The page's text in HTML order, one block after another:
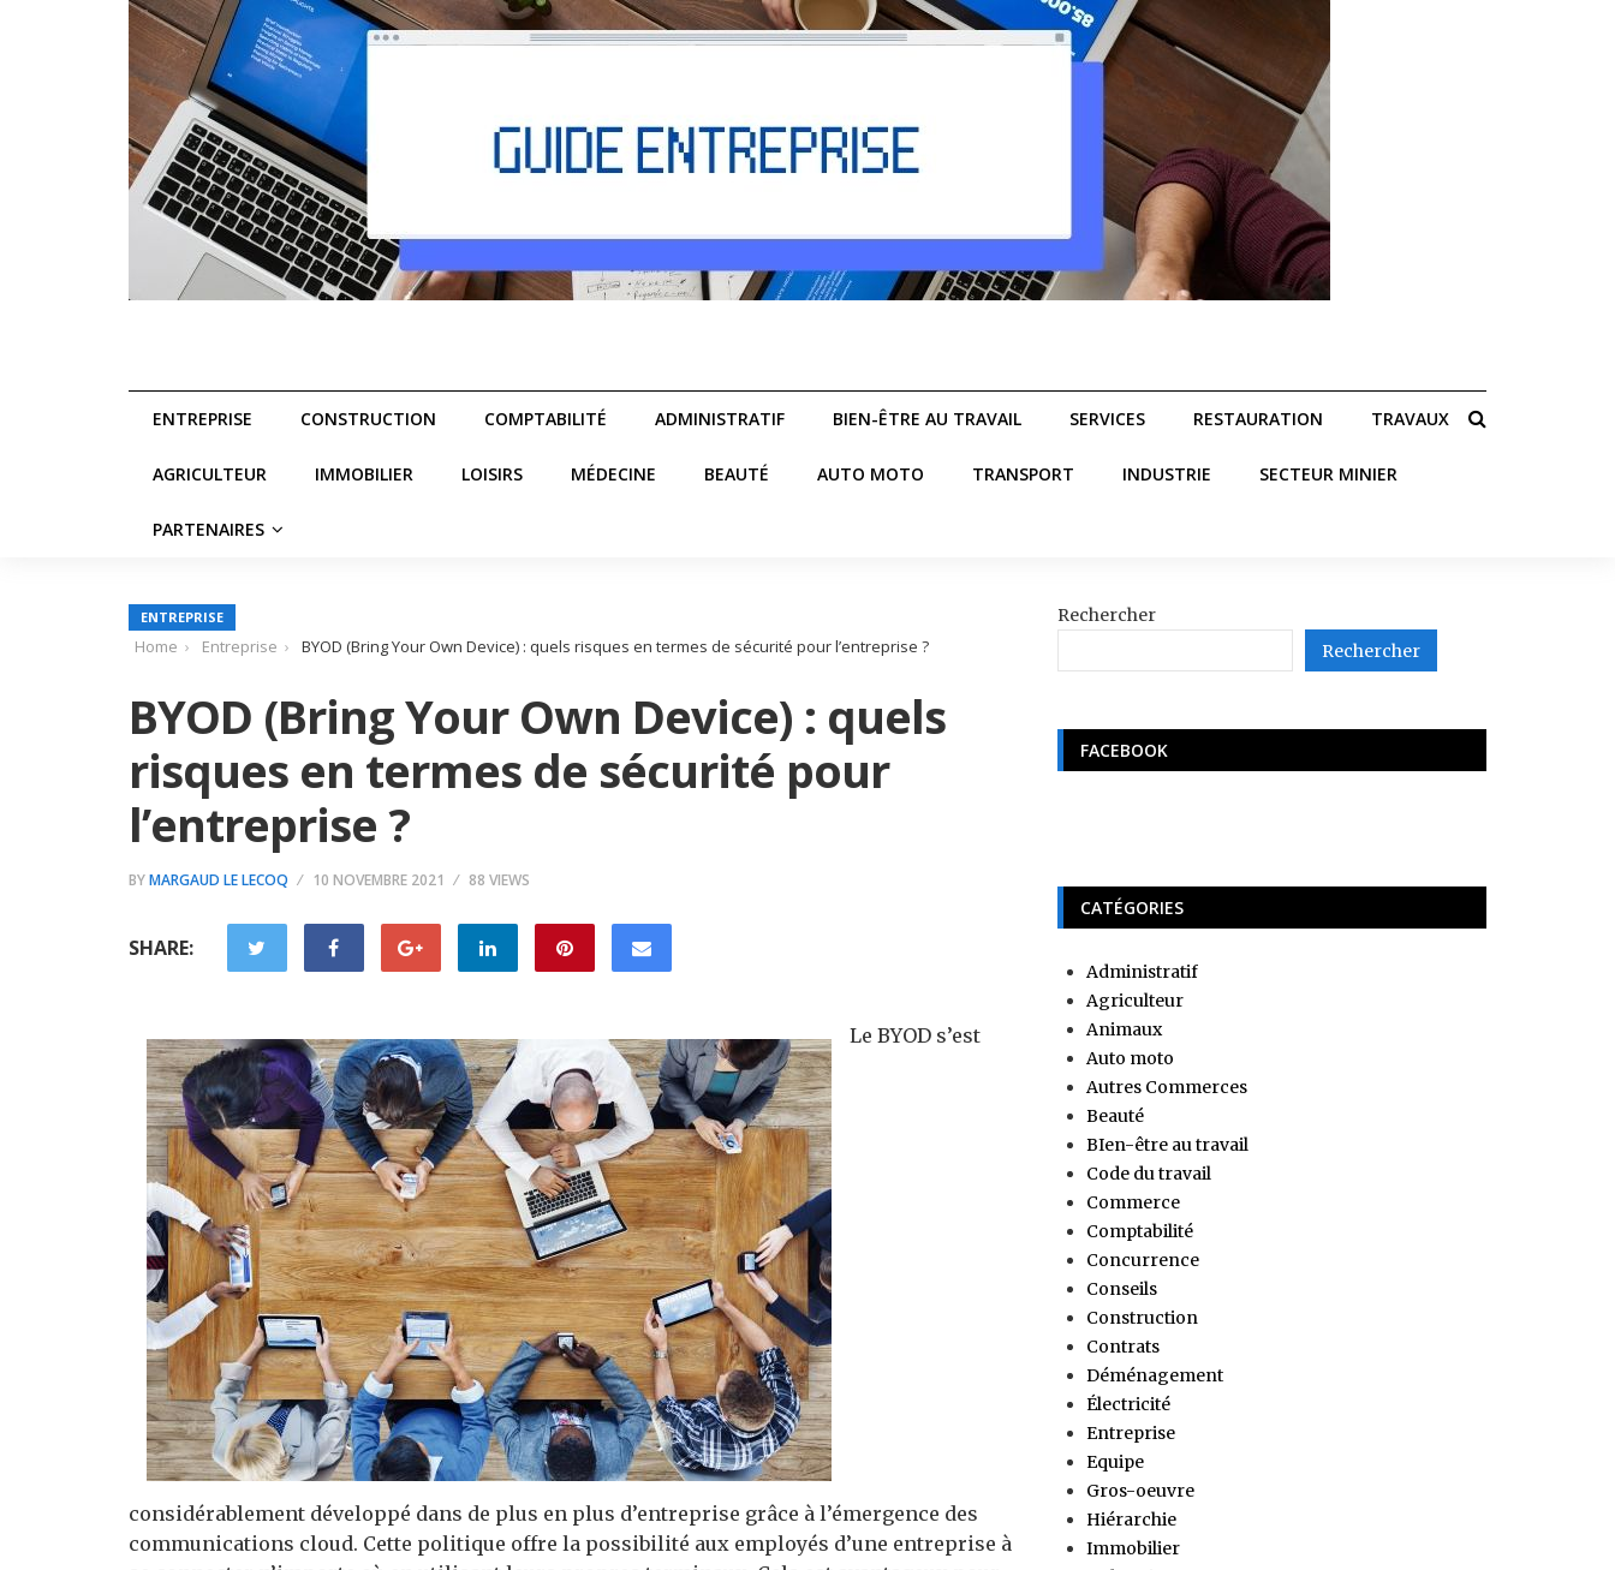
ENTREPRISE CONSTRUCTION COMPTABILITÉ ADMINISTRATIF BIEN-ÊTRE AU TRAVAIL SERVICES RESTAURATION TRAVAUX
AGRICULTEUR IMMOBILIER LOISIRS MÉDECINE BEAUTÉ AUTO MOTO TRANSPORT INDUSTRIE SECTEUR MINIER
PARTENAIRES
ENTREPRISE
Home Entreprise BYOD (Bring Your Own Device) : quels risques en termes de sécurité pour l’entreprise ?
BYOD (Bring Your Own Device) : quels
risques en termes de sécurité pour
l’entreprise ?
BYMARGAUD LE LECOQ 10 NOVEMBRE 2021 88 VIEWS
SHARE:
Le BYOD s’est
considérablement développé dans de plus en plus d’entreprise grâce à l’émergence des
communications cloud. Cette politique offre la possibilité aux employés d’une entreprise à
Rechercher
Rechercher
FACEBOOK
CATÉGORIES
Administratif
Agriculteur
Animaux
Auto moto
Autres Commerces
Beauté
BIen-être au travail
Code du travail
Commerce
Comptabilité
Concurrence
Conseils
Construction
Contrats
Déménagement
Électricité
Entreprise
Equipe
Gros-oeuvre
Hiérarchie
Immobilier